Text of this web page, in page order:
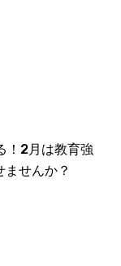
！2月は教育強
せんか？